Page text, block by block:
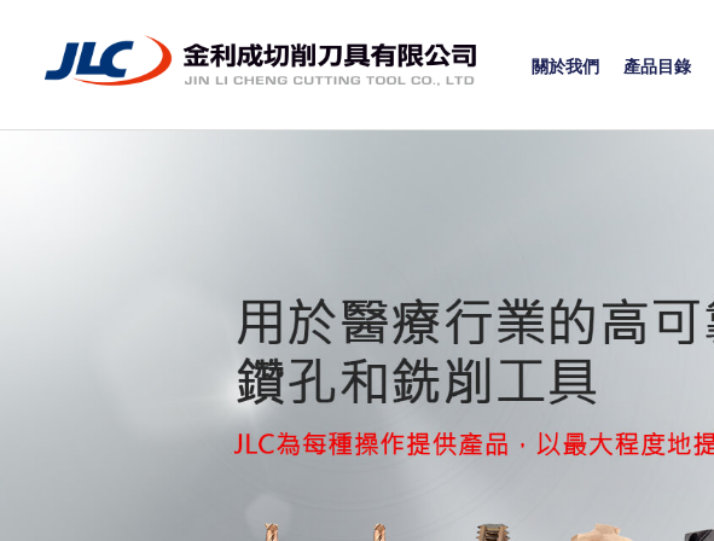
關於我們 產品目錄